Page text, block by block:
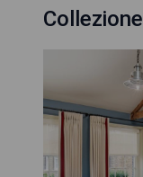
Collezione